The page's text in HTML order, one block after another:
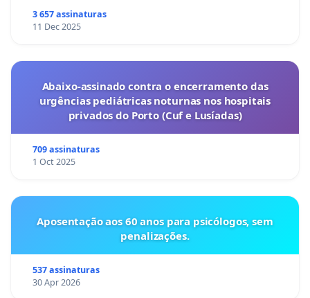
3 657 assinaturas
11 Dec 2025
Abaixo-assinado contra o encerramento das
urgências pediátricas noturnas nos hospitais
privados do Porto (Cuf e Lusíadas)
709 assinaturas
1 Oct 2025
Aposentação aos 60 anos para psicólogos, sem
penalizações.
537 assinaturas
30 Apr 2026